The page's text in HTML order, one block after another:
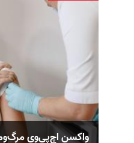
واکسن اچ‌پی‌وی